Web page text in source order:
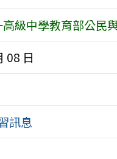
級中學教育部公民
08 日
訊息